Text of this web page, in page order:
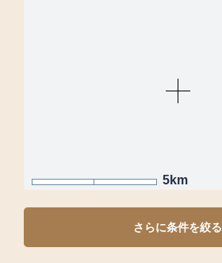
5km
さらに条件を絞る